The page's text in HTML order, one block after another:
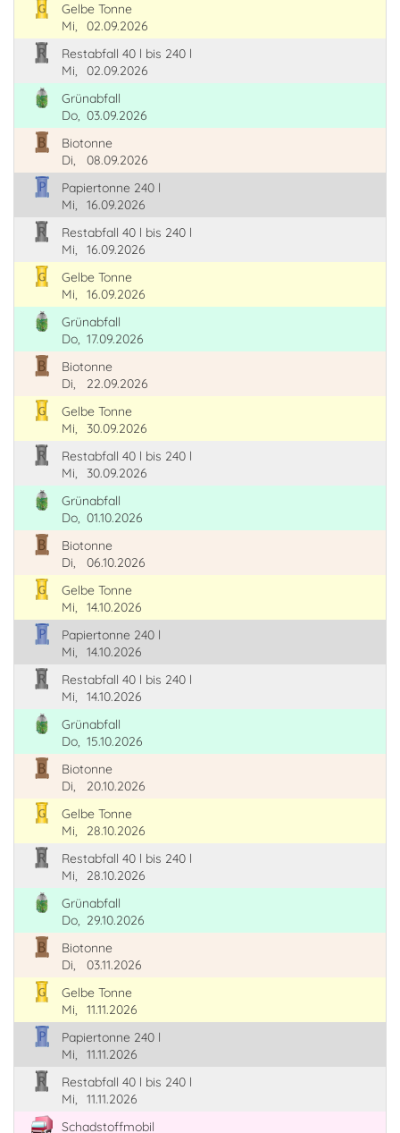
Gelbe Tonne
Mi,
02.09.2026
Restabfall 40 l bis 240 l
Mi,
02.09.2026
Grünabfall
Do, 03.09.2026
Biotonne
Di,
08.09.2026
Papiertonne 240 l
Mi,
16.09.2026
Restabfall 40 l bis 240 l
Mi,
16.09.2026
Gelbe Tonne
Mi,
16.09.2026
Grünabfall
Do, 17.09.2026
Biotonne
Di,
22.09.2026
Gelbe Tonne
Mi,
30.09.2026
Restabfall 40 l bis 240 l
Mi,
30.09.2026
Grünabfall
Do, 01.10.2026
Biotonne
Di,
06.10.2026
Gelbe Tonne
Mi,
14.10.2026
Papiertonne 240 l
Mi,
14.10.2026
Restabfall 40 l bis 240 l
Mi,
14.10.2026
Grünabfall
Do, 15.10.2026
Biotonne
Di,
20.10.2026
Gelbe Tonne
Mi,
28.10.2026
Restabfall 40 l bis 240 l
Mi,
28.10.2026
Grünabfall
Do, 29.10.2026
Biotonne
Di,
03.11.2026
Gelbe Tonne
Mi,
11.11.2026
Papiertonne 240 l
Mi,
11.11.2026
Restabfall 40 l bis 240 l
Mi,
11.11.2026
Schadstoffmobil